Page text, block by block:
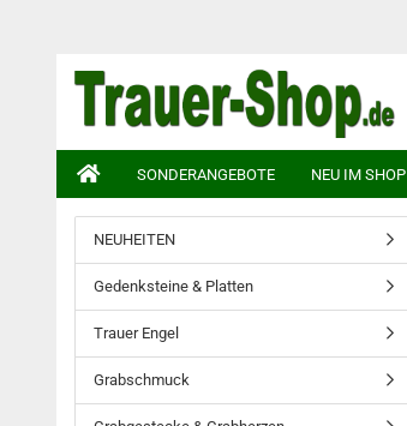
SONDERANGEBOTE NEU IM SHOP
NEUHEITEN
Gedenksteine & Platten
Trauer Engel
Grabschmuck